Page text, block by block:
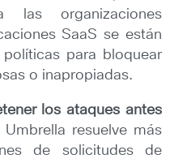
las organizaciones
SaaS se están
para bloquear
o inapropiadas.
los ataques antes
Umbrella resuelve más
de solicitudes de